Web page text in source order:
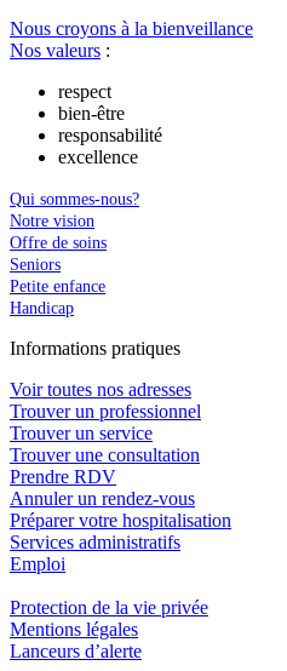
Nous croyons à la bienveillance
Nos valeurs :
respect
bien-être
responsabilité
excellence
Qui sommes-nous?
Notre vision
Offre de soins
Seniors
Petite enfance
Handicap
Informations pratiques
Voir toutes nos adresses
Trouver un professionnel
Trouver un service
Trouver une consultation
Prendre RDV
Annuler un rendez-vous
Préparer votre hospitalisation
Services administratifs
Emploi​
Protection de la vie privée
Mentions légales
Lanceurs d’alerte